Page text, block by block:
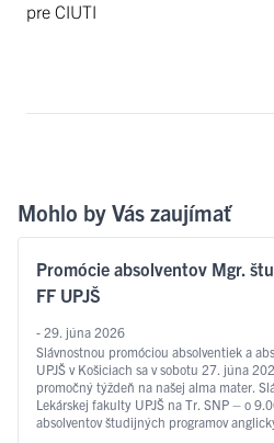
pre CIUTI
Mohlo by Vás zaujímať
Promócie absolventov Mgr.
FF UPJŠ
- 29. júna 2026
Slávnostnou promóciou absolventiek a
UPJŠ v Košiciach sa v sobotu 27. júna
promočný týždeň na našej alma mater.
Lekárskej fakulty UPJŠ na Tr. SNP – o
absolventov študijných programov